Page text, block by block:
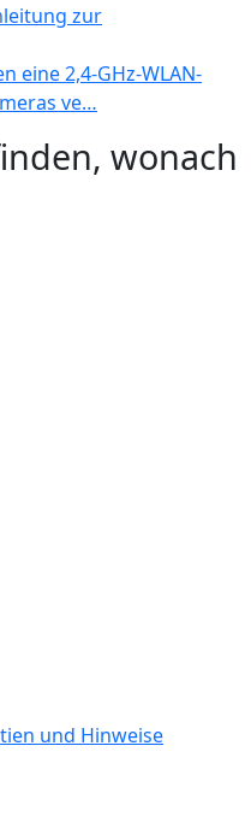
zur
eine 2,4-GHz-WLAN-
ve…
wonach
und Hinweise